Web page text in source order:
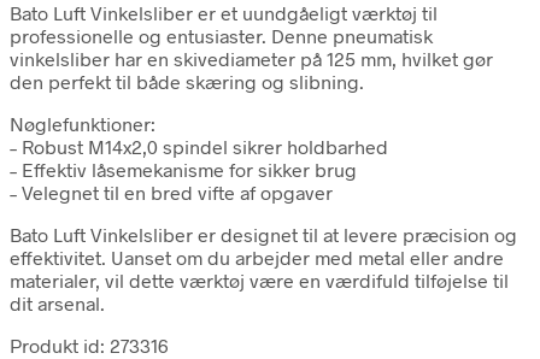
Bato Luft Vinkelsliber er et uundgåeligt værktøj til
professionelle og entusiaster. Denne pneumatisk
vinkelsliber har en skivediameter på 125 mm, hvilket gør
den perfekt til både skæring og slibning.
Nøglefunktioner:
– Robust M14x2,0 spindel sikrer holdbarhed
– Effektiv låsemekanisme for sikker brug
– Velegnet til en bred vifte af opgaver
Bato Luft Vinkelsliber er designet til at levere præcision og
effektivitet. Uanset om du arbejder med metal eller andre
materialer, vil dette værktøj være en værdifuld tilføjelse til
dit arsenal.
Produkt id: 273316